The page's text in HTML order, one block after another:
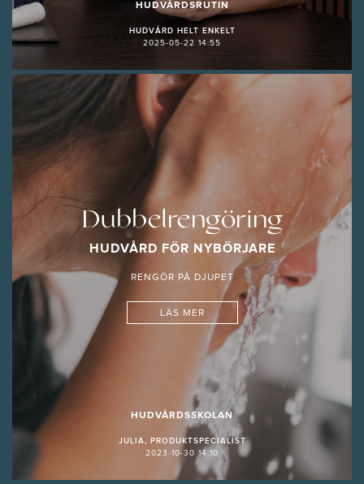
HUDVÅRDSRUTIN
HUDVÅRD HELT ENKELT
2025-05-22 14:55
Dubbelrengöring
HUDVÅRD FÖR NYBÖRJARE
RENGÖR PÅ DJUPET
LÄS MER
HUDVÅRDSSKOLAN
JULIA, PRODUKTSPECIALIST
2023-10-30 14:10